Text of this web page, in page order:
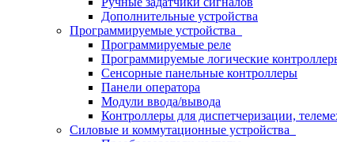
Дополнительные устройства
Программируемые устройства
Программируемые реле
Программируемые логические
Сенсорные панельные контроллеры
Панели оператора
Модули ввода/вывода
Контроллеры для диспетчеризации,
Силовые и коммутационные устройства